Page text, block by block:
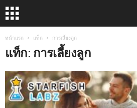
หน้าแรก แท็ก การเลี้ยงลูก
แท็ก: การเลี้ยงลูก